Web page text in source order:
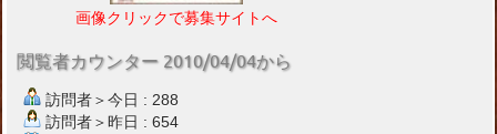
画像クリックで募集サイトへ
閲覧者カウンター 2010/04/04から
訪問者＞今日 : 288
訪問者＞昨日 : 654